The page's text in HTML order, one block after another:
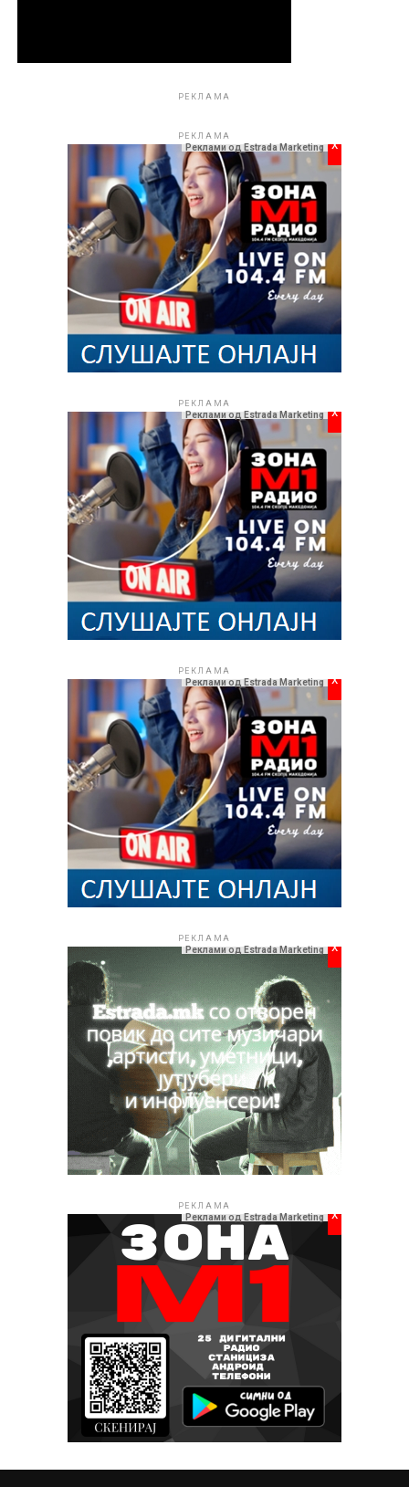
РЕКЛАМА
РЕКЛАМА
Реклами од Estrada Marketing x
РЕКЛАМА
Реклами од Estrada Marketing x
РЕКЛАМА
Реклами од Estrada Marketing x
РЕКЛАМА
Реклами од Estrada Marketing x
РЕКЛАМА
Реклами од Estrada Marketing x